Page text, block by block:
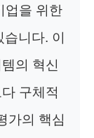
업을 위한
니다. 이
의 혁신
구체적
가의 핵심